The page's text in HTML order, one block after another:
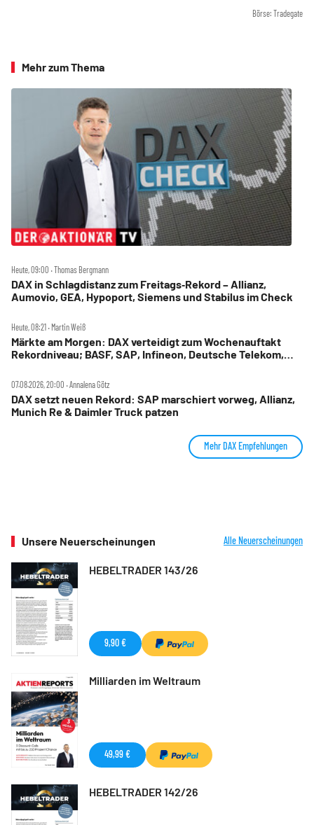
Börse: Tradegate
Mehr zum Thema
Heute, 09:00 ‧ Thomas Bergmann
DAX in Schlagdistanz zum Freitags‑Rekord – Allianz,
Aumovio, GEA, Hypoport, Siemens und Stabilus im Check
Heute, 08:21 ‧ Martin Weiß
Märkte am Morgen: DAX verteidigt zum Wochenauftakt
Rekordniveau; BASF, SAP, Infineon, Deutsche Telekom,
07.08.2026, 20:00 ‧ Annalena Götz
DAX setzt neuen Rekord: SAP marschiert vorweg, Allianz,
Munich Re & Daimler Truck patzen
Mehr DAX Empfehlungen
Unsere Neuerscheinungen Alle Neuerscheinungen
HEBELTRADER 143/26
9,90 €
Milliarden im Weltraum
49,99 €
HEBELTRADER 142/26